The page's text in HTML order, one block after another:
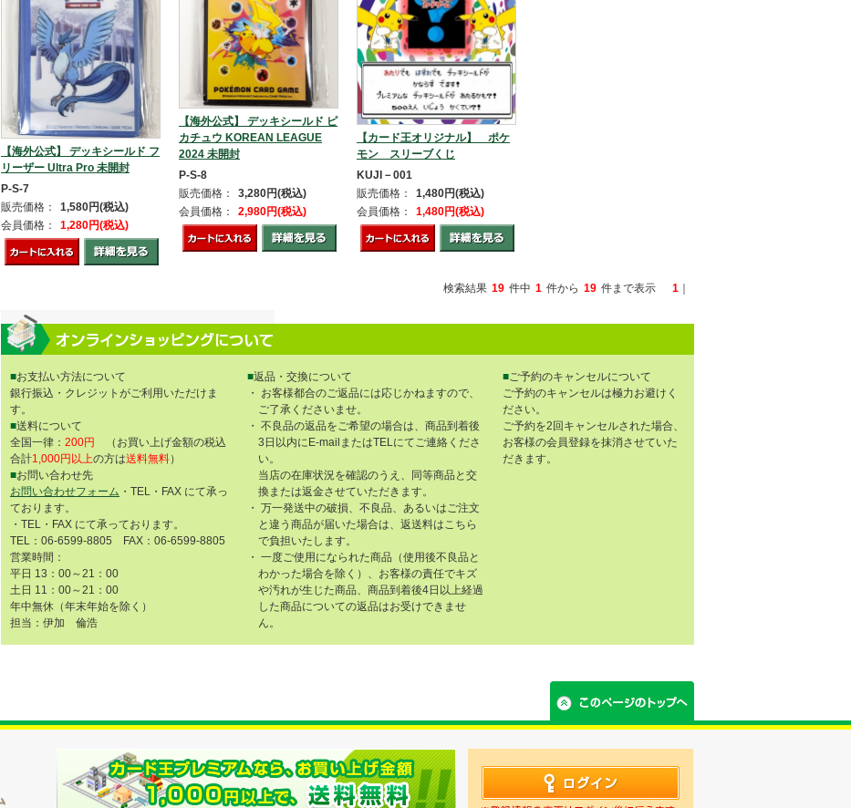
【海外公式】 デッキシールド フ
リーザー Ultra Pro 未開封
P-S-7
販売価格：
1,580円(税込)
会員価格：
1,280円(税込)
【海外公式】 デッキシールド ピ
カチュウ KOREAN LEAGUE
2024 未開封
P-S-8
販売価格：
3,280円(税込)
会員価格：
2,980円(税込)
【カード王オリジナル】 ポケ
モン スリーブくじ
KUJI－001
販売価格：
1,480円(税込)
会員価格：
1,480円(税込)
検索結果 19 件中 1 件から 19 件まで表示 1 ｜
■お支払い方法について
銀行振込・クレジットがご利用いただけま
す。
■送料について
全国一律： 200円 （お買い上げ金額の税込
合計1,000円以上の方は送料無料）
■お問い合わせ先
お問い合わせフォーム ・TEL・FAX にて承っ
ております。
・TEL・FAX にて承っております。
TEL：06-6599-8805 FAX：06-6599-8805
営業時間：
平日 13：00～21：00
土日 11：00～21：00
年中無休（年末年始を除く）
担当：伊加 倫浩
■返品・交換について
・ お客様都合のご返品には応じかねますので、
ご了承くださいませ。
・ 不良品の返品をご希望の場合は、商品到着後
3日以内にE-mailまたはTELにてご連絡くださ
い。
当店の在庫状況を確認のうえ、同等商品と交
換または返金させていただきます。
・ 万一発送中の破損、不良品、あるいはご注文
と違う商品が届いた場合は、返送料はこちら
で負担いたします。
・ 一度ご使用になられた商品（使用後不良品と
わかった場合を除く）、お客様の責任でキズ
や汚れが生じた商品、商品到着後4日以上経過
した商品についての返品はお受けできませ
ん。
■ ご予約のキャンセルについて
ご予約のキャンセルは極力お避けく
ださい。
ご予約を2回キャンセルされた場合、
お客様の会員登録を抹消させていた
だきます。